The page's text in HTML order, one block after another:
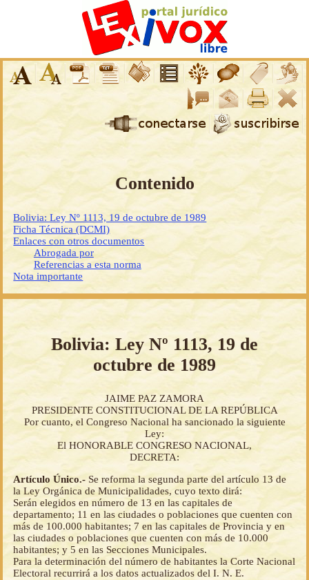
Contenido
Bolivia: Ley Nº 1113, 19 de octubre de 1989
Ficha Técnica (DCMI)
Enlaces con otros documentos
Abrogada por
Referencias a esta norma
Nota importante
Bolivia: Ley Nº 1113, 19 de
octubre de 1989
JAIME PAZ ZAMORA
PRESIDENTE CONSTITUCIONAL DE LA REPÚBLICA
Por cuanto, el Congreso Nacional ha sancionado la siguiente
Ley:
El HONORABLE CONGRESO NACIONAL,
DECRETA:
Artículo Único.- Se reforma la segunda parte del artículo 13 de
la Ley Orgánica de Municipalidades, cuyo texto dirá:
Serán elegidos en número de 13 en las capitales de
departamento; 11 en las ciudades o poblaciones que cuenten con
más de 100.000 habitantes; 7 en las capitales de Provincia y en
las ciudades o poblaciones que cuenten con más de 10.000
habitantes; y 5 en las Secciones Municipales.
Para la determinación del número de habitantes la Corte Nacional
Electoral recurrirá a los datos actualizados del I. N. E.